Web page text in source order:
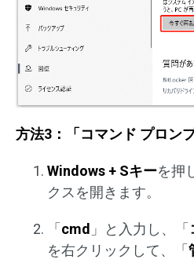
方法3：「コマンド プロン
Windows + Sキーを押
クスを開きます。
「cmd 」と入力し、「
を右クリックして、「